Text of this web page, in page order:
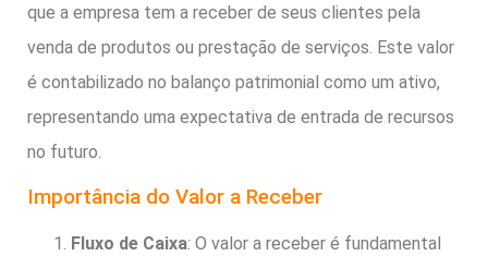
que a empresa tem a receber de seus clientes pela
venda de produtos ou prestação de serviços. Este valor
é contabilizado no balanço patrimonial como um ativo,
representando uma expectativa de entrada de recursos
no futuro.
Importância do Valor a Receber
Fluxo de Caixa: O valor a receber é fundamental